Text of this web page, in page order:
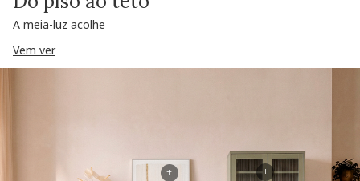
A meia-luz acolhe
Vem ver
+
+